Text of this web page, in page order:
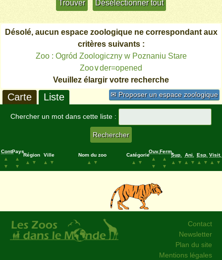
Désolé, aucun espace zoologique ne correspondant aux
critères suivants :
Zoo : Ogród Zoologiczny w Poznaniu Stare
Zoo∨der=opened
Veuillez élargir votre recherche
✉ Proposer un espace zoologique
Carte Liste
Chercher un mot dans cette liste :
Cont.
▲
▼
Pays
▲
▼
Région
▲
▼
Ville
▲
▼
Nom du zoo
▲
▼
Catégorie
▲
▼
Ouv.
▲
▼
Ferm.
▲
▼
Sup.
▲
▼
Ani.
▲
▼
Esp.
▲
▼
Visit.
▲
▼
Contact
Newsletter
Plan du site
Mentions légales